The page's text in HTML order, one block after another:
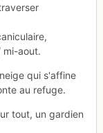
mi-aout.
qui s'affine
au refuge.
tout, un gardien